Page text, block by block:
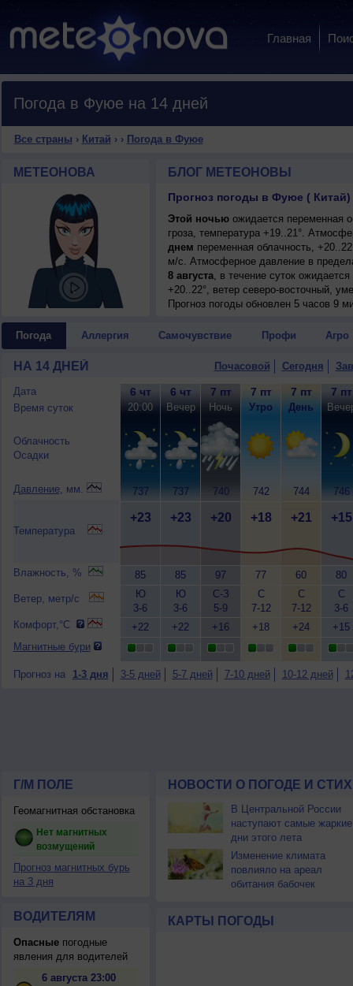
Главная
Погода в Фуюе на 14 дней
Все страны › Китай › › Погода в Фуюе
МЕТЕОНОВА БЛОГ МЕТЕОНОВЫ
Прогноз погоды в Фуюе ( Китай)
Этой ночьюожидается переменная
гроза, температура +19..21°.
днем переменная облачность,
м/с. Атмосферное давление в
8 августа, в течение суток
+20..22°, ветер северо-восточный,
Прогноз погоды обновлен 5 часов 9
Погода Аллергия Самочувствие Профи Агро
НА 14 ДНЕЙ Почасовой Сегодня
Дата
Время суток
Облачность
Осадки
Давление, мм.
Температура
Влажность, %
Ветер, метр/с
Комфорт,°C
Магнитные бури
6 чт
20:00
737
+23
85
Ю
3-6
+22
6 чт
Вечер
737
+23
85
Ю
3-6
+22
7 пт
Ночь
740
+20
97
С-З
5-9
+16
7 пт
Утро
742
+18
77
С
7-12
+18
7 пт
День
744
+21
60
С
7-12
+24
7 пт
746
+15
80
С
3-6
+15
Прогноз на 1-3 дня 3-5 дней 5-7 дней 7-10 дней 10-12 дней
Г/М ПОЛЕ
Геомагнитная обстановка
Нет магнитных
возмущений
Прогноз магнитных бурь
на 3 дня
ВОДИТЕЛЯМ
Опасныепогодные
явления для водителей
6 августа 23:00
НОВОСТИ О ПОГОДЕ И
В Центральной России
наступают самые жаркие
дни этого лета
Изменение климата
повлияло на ареал
обитания бабочек
КАРТЫ ПОГОДЫ